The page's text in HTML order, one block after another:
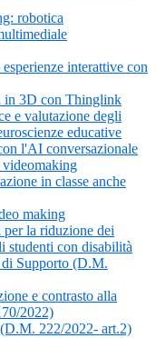
robotica
interattive con
in 3D con Thinglink
e valutazione degli
educative
l'AI conversazionale
in classe anche
making
la riduzione dei
studenti con disabilità
Supporto (D.M.
e contrasto alla
2022)
222/2022- art.2)